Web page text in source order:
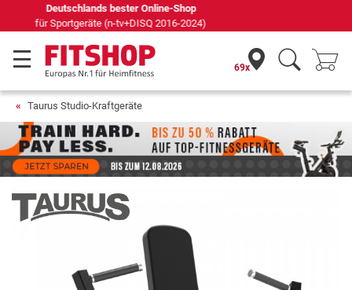
Seit 42 Jahren Ihr Experte für Heimfitness
69x
Taurus Studio-Kraftgeräte